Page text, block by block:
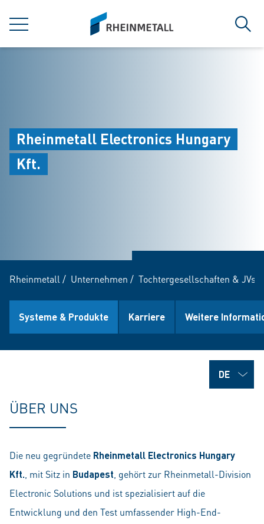
MENÜ
siteLogo
Rheinmetall Electronics Hungary
Kft.
Rheinmetall / Unternehmen / Tochtergesellschaften & JVs
Systeme & Produkte Karriere Weitere
ÜBER UNS
Die neu gegründete Rheinmetall Electronics Hungary
Kft. , mit Sitz in Budapest , gehört zur Rheinmetall-Division
Electronic Solutions und ist spezialisiert auf die
Entwicklung und den Test umfassender High-End-